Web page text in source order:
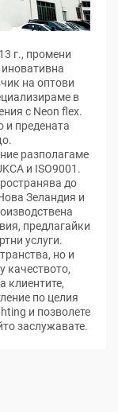
г., промени
иновативна
на оптови
в
с Neon flex.
и предената
разполагаме
и ISO9001.
до
Зеландия и
предлагайки
услуги.
но и
качеството,
клиентите,
по целия
и позволете
заслужавате.